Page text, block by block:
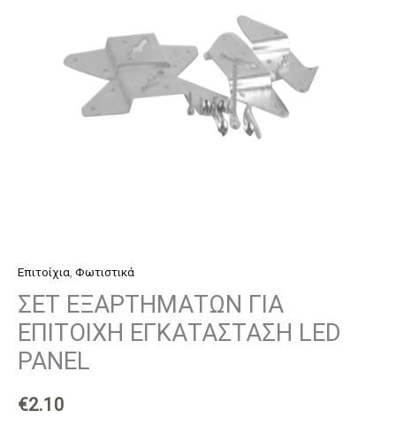
Επιτοίχια, Φωτιστικά
ΣΕΤ ΕΞΑΡΤΗΜΑΤΩΝ ΓΙΑ
ΕΠΙΤΟΙΧΗ ΕΓΚΑΤΑΣΤΑΣΗ LED
PANEL
€2.10